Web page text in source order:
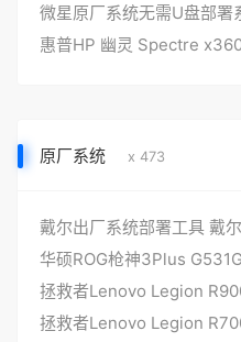
原厂系统 x 473